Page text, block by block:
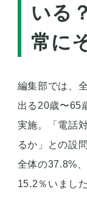
いる
常に
編集部では、
出る20歳〜65
実施。「電話
るか」との設
全体の37.8%
15.2％いました